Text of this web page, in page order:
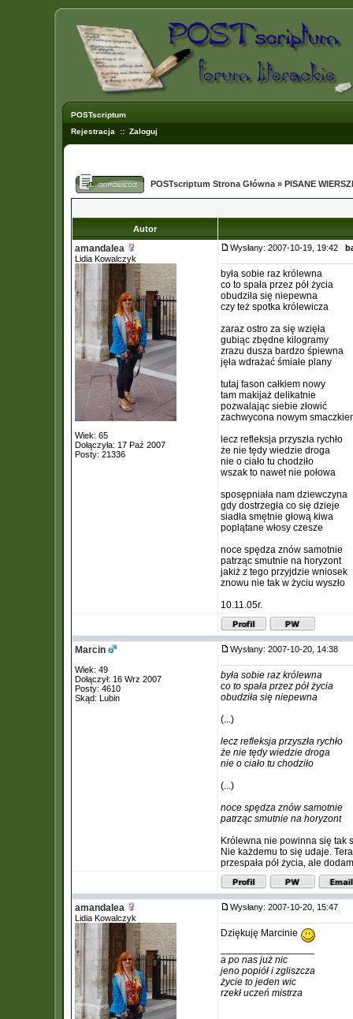
POSTscriptum
Rejestracja :: Zaloguj
POSTscriptum Strona Główna » PISANE
Autor
amandalea
Lidia Kowalczyk
Wiek: 65
Dołączyła: 17 Paź 2007
Posty: 21336
Wysłany: 2007-10-19, 19:42
była sobie raz królewna
co to spała przez pół życia
obudziła się niepewna
czy też spotka królewicza
zaraz ostro za się wzięła
gubiąc zbędne kilogramy
zrazu dusza bardzo śpiewna
jęła wdrażać śmiałe plany
tutaj fason całkiem nowy
tam makijaż delikatnie
pozwalając siebie złowić
zachwycona nowym
lecz refleksja przyszła rychło
że nie tędy wiedzie droga
nie o ciało tu chodziło
wszak to nawet nie połowa
sposępniała nam dziewczyna
gdy dostrzegła co się dzieje
siadła smętnie głową kiwa
poplątane włosy czesze
noce spędza znów samotnie
patrząc smutnie na horyzont
jakiż z tego przyjdzie wniosek
znowu nie tak w życiu wyszło
10.11.05r.
Marcin
Wiek: 49
Dołączył: 16 Wrz 2007
Posty: 4610
Skąd: Lubin
Wysłany: 2007-10-20, 14:38
była sobie raz królewna
co to spała przez pół życia
obudziła się niepewna
(...)
lecz refleksja przyszła rychło
że nie tędy wiedzie droga
nie o ciało tu chodziło
(...)
noce spędza znów samotnie
patrząc smutnie na horyzont
Królewna nie powinna się tak
Nie każdemu to się udaje.
przespała pół życia, ale
amandalea
Lidia Kowalczyk
Wysłany: 2007-10-20, 15:47
Dziękuję Marcinie
a po nas już nic
jeno popiół i zgliszcza
życie to jeden wic
rzekł uczeń mistrza